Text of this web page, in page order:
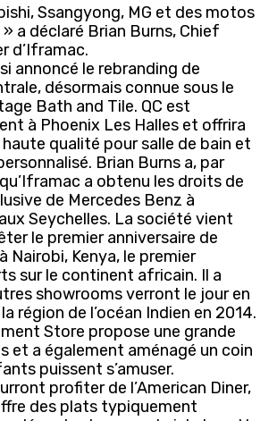
Ssangyong, MG et des motos
a déclaré Brian Burns, Chief
d’Iframac.
annoncé le rebranding de
désormais connue sous le
Bath and Tile. QC est
à Phoenix Les Halles et offrira
qualité pour salle de bain et
Brian Burns a, par
a obtenu les droits de
de Mercedes Benz à
Seychelles. La société vient
le premier anniversaire de
Nairobi, Kenya, le premier
sur le continent africain. Il a
showrooms verront le jour en
région de l’océan Indien en 2014.
Store propose une grande
et a également aménagé un coin
puissent s’amuser.
profiter de l’American Diner,
des plats typiquement